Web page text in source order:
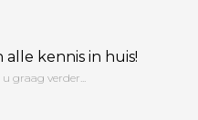
kennis in huis!
graag verder...